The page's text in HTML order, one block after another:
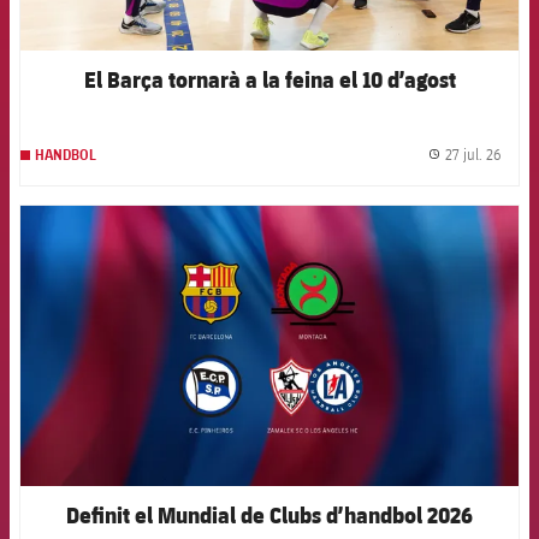
El Barça tornarà a la feina el 10 d’agost
HANDBOL 27 jul. 26
FCB Barcelona badge
Definit el Mundial de Clubs d’handbol 2026